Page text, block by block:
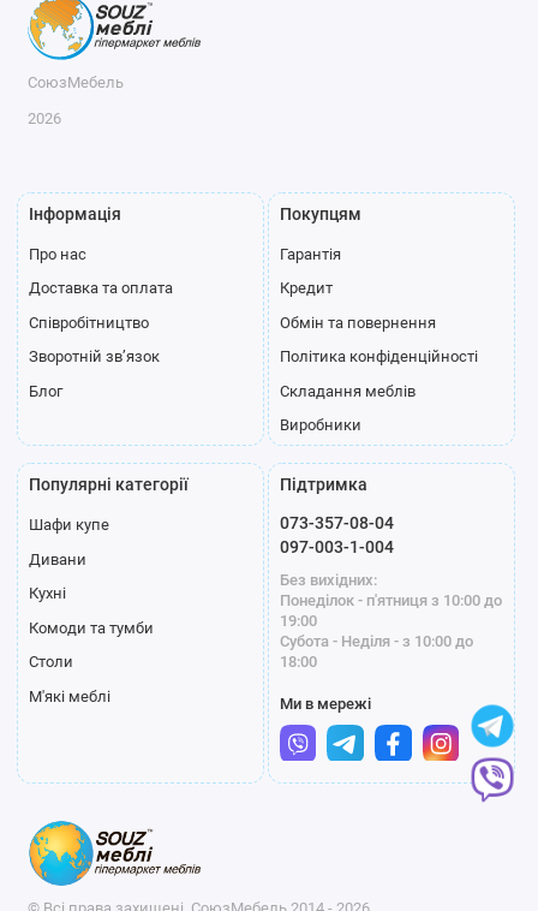
СоюзМебель
2026
Інформація
Про нас
Доставка та оплата
Співробітництво
Зворотній зв’язок
Блог
Покупцям
Гарантія
Кредит
Обмін та повернення
Політика конфіденційності
Складання меблів
Виробники
Популярні категорії
Шафи купе
Дивани
Кухні
Комоди та тумби
Столи
М'які меблі
Підтримка
073-357-08-04
097-003-1-004
Без вихідних:
Понеділок - п'ятниця з 10:00 до
19:00
Субота - Неділя - з 10:00 до
18:00
Ми в мережі